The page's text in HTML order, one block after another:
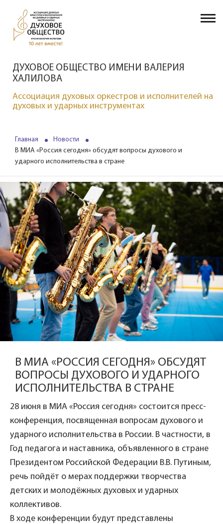
ДУХОВОЕ ОБЩЕСТВО ИМЕНИ ВАЛЕРИЯ
ХАЛИЛОВА
Ассоциация духовых оркестров и исполнителей на
духовых и ударных инструментах
Главная
Новости
В МИА «Россия сегодня» обсудят вопросы духового и
ударного исполнительства в стране
В МИА «РОССИЯ СЕГОДНЯ» ОБСУДЯТ
ВОПРОСЫ ДУХОВОГО И УДАРНОГО
ИСПОЛНИТЕЛЬСТВА В СТРАНЕ
28 июня в МИА «Россия сегодня» состоится пресс-
конференция, посвященная вопросам духового и
ударного исполнительства в России. В частности, в
Год педагога и наставника, объявленного в стране
Президентом Российской Федерации В.В. Путиным,
речь пойдёт о мерах поддержки творчества
детских и молодёжных духовых и ударных
коллективов.
В ходе конференции будут представлены